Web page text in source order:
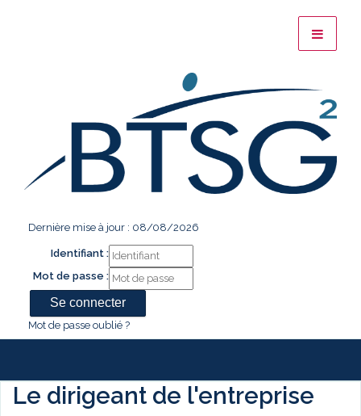
Dernière mise à jour : 08/08/2026
Identifiant :
Mot de passe :
Mot de passe oublié ?
Le dirigeant de l'entreprise